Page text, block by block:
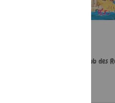
Le club des